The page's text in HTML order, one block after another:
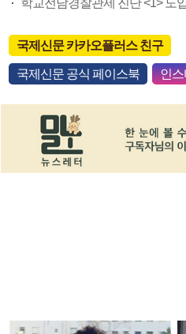
국제신문 카카오플러스 친구
국제신문 공식 페이스북 인